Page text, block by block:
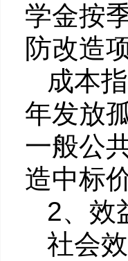
学金按
防改造
成本
年发放
一般公
造中标
2、效
社会